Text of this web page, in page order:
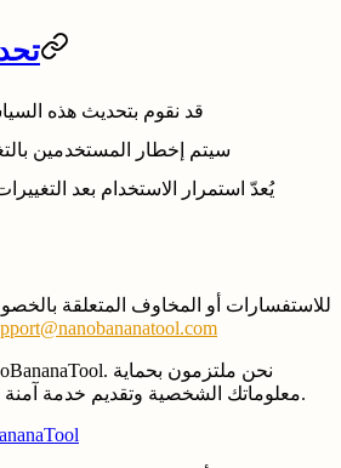
7.
قد نقوم بتحديث هذه
سيتم إخطار المستخدمين
يُعدّ استمرار الاستخدام بعد
للاستفسارات أو المخاوف المتعلقة
معلوماتك الشخصية وتقديم خدمة آمنة وفعّالة لجميع مستخدمينا.